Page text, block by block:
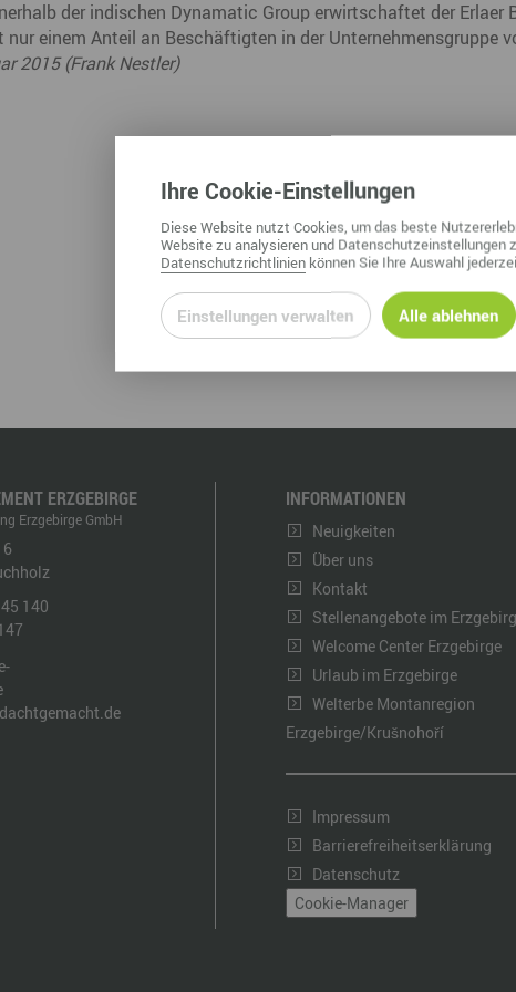
Nah dran am Abgrund
der indischen Dynamatic Group erwirtschaftet der Erlaer
einem Anteil an Beschäftigten in der Unternehmensgruppe
2015 (Frank Nestler)
ERZGEBIRGE
Erzgebirge GmbH
140
INFORMATIONEN
Neuigkeiten
Über uns
Kontakt
Stellenangebote im
Welcome Center Erzgebirge
Urlaub im Erzgebirge
Welterbe Montanregion
Erzgebirge/Krušnohoří
Impressum
Barrierefreiheitserklärung
Datenschutz
Cookie-Manager
Ihre Cookie-Einstellungen
DieseWebsite nutzt Cookies, um das beste
Websitezu analysieren und Datenschutzeinstellungen
Datenschutzrichtlinien können Sie Ihre Auswahl
Einstellungen verwalten Alle ablehnen